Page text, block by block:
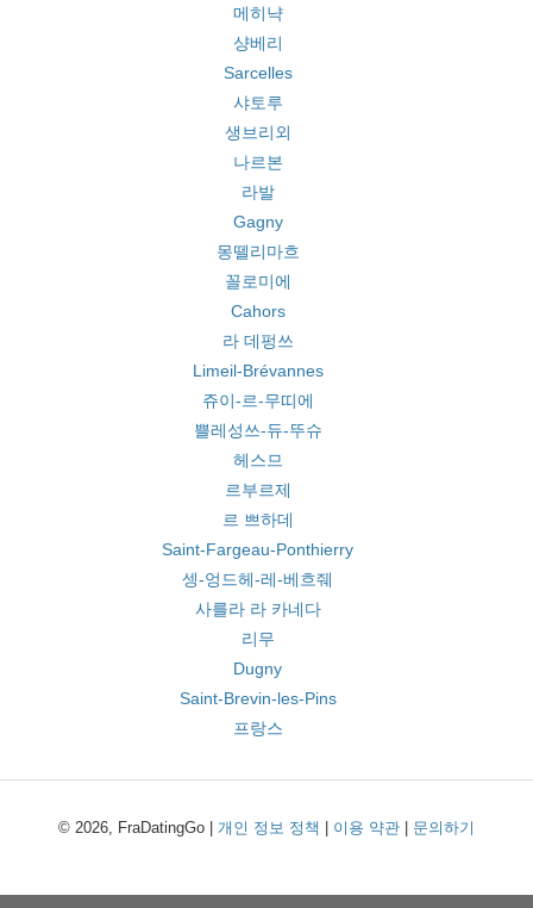
메히냑
샹베리
Sarcelles
샤토루
생브리외
나르본
라발
Gagny
몽뗄리마흐
꼴로미에
Cahors
라 데펑쓰
Limeil-Brévannes
쥬이-르-무띠에
쁠레성쓰-듀-뚜슈
헤스므
르부르제
르 쁘하데
Saint-Fargeau-Ponthierry
셍-엉드헤-레-베흐줴
사를라 라 카네다
리무
Dugny
Saint-Brevin-les-Pins
프랑스
© 2026, FraDatingGo | 개인 정보 정책 이용 약관 문의하기